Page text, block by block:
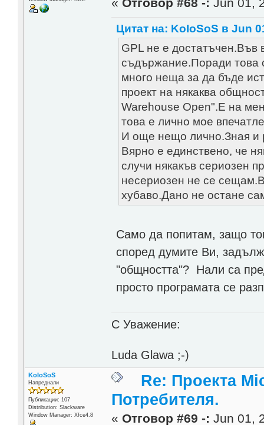
« Отговор #68 -: Jun 01,
Цитат на: KoIoSoS в Jun
GPL не е достатъчен.Във
съдържание.Поради това
много неща за да бъде
проект на някаква
Warehouse Open".Е на
това е лично мое
И още нещо лично.Зная и
Вярно е единствено, че
случи някакъв сериозен
несериозен не се
хубаво.Дано не остане
Само да попитам, защо
според думите Ви,
"общността"? Нали са
просто програмата се
С Уважение:
Luda Glawa ;-)
KoIoSoS
Напреднали
Публикации: 107
Distribution: Slackware
Window Manager: Xfce4.8
Re: Проекта
Потребителя.
« Отговор #69 -: Jun 01,